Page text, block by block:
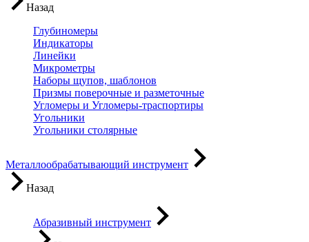
Назад
Глубиномеры
Индикаторы
Линейки
Микрометры
Наборы щупов, шаблонов
Призмы поверочные и разметочные
Угломеры и Угломеры-траспортиры
Угольники
Угольники столярные
Металлообрабатывающий инструмент
Назад
Абразивный инструмент